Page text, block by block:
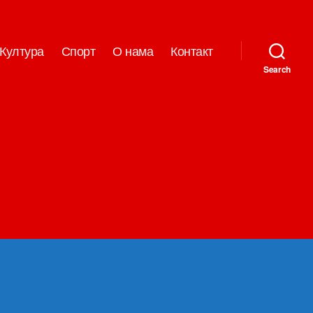
Култура Спорт О нама Контакт
Search